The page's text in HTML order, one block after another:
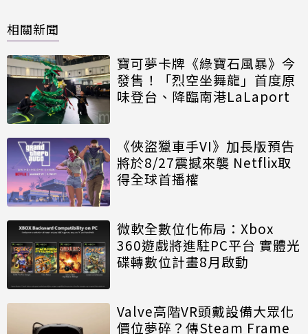
相關新聞
寶可夢卡牌《綠寶石風暴》今
發售！「烈空坐舞龍」首度原
味登台、降臨南港LaLaport
《俠盜獵車手VI》加長版預告
將於8/27震撼來襲 Netflix取
得全球首播權
微軟全數位化佈局：Xbox
360遊戲將進駐PC平台 實體光
碟轉數位計畫8月啟動
Valve高階VR頭戴設備大眾化
價位夢碎？傳Steam Frame